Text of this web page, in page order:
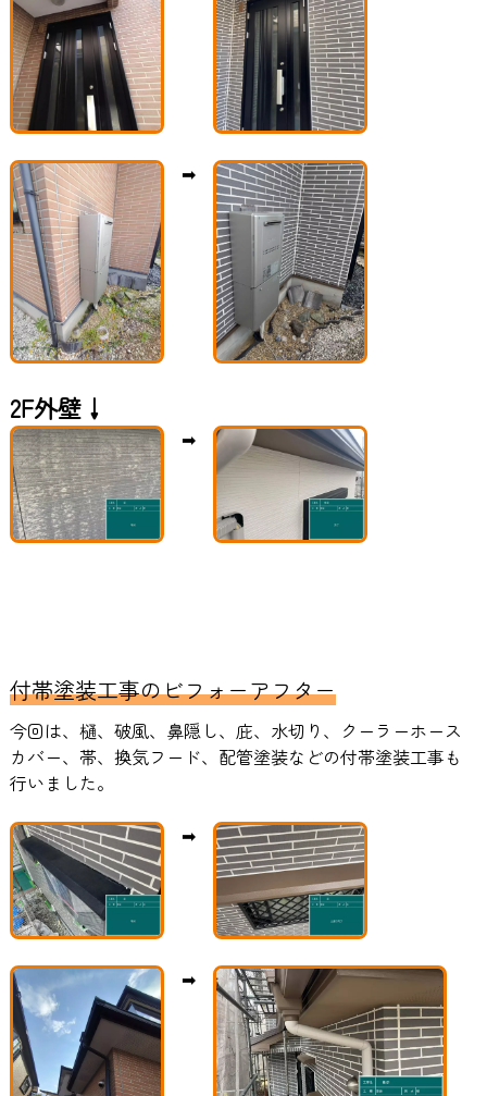
➡
2F外壁↓
➡
付帯塗装工事のビフォーアフター
今回は、樋、破風、鼻隠し、庇、水切り、クーラーホース
カバー、帯、換気フード、配管塗装などの付帯塗装工事も
行いました。
➡
➡